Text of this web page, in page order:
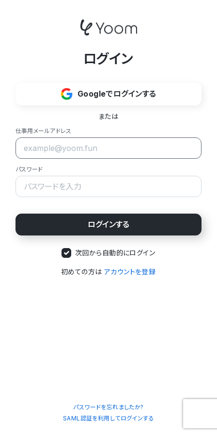
ログイン
Googleでログインする
または
仕事用メールアドレス
パスワード
次回から自動的にログイン
初めての方は アカウントを登録
パスワードを忘れましたか?
SAML認証を利用してログインする